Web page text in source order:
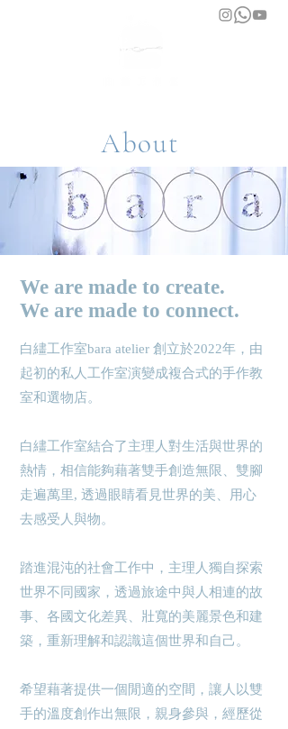
About
We are made to create.
We are made to connect.
白繣工作室bara atelier 創立於2022年，由
起初的私人工作室演變成複合式的手作教
室和選物店。
白繣工作室結合了主理人對生活與世界的
熱情，相信能夠藉著雙手​創造無限、雙腳
走遍萬里, 透過眼睛看見世界的美、用心
去感受人與物。
踏進混沌的社會工作中，主理人獨自探索
世界不同國家，透過旅途中與人相連的故
事、各國文化差異、壯寬的美麗景色和建
築，重新理解和認識這個世界和自己。
希望藉著提供一個閒適的空間，讓人以雙
手的溫度創作出無限， 親身參與，經歷從